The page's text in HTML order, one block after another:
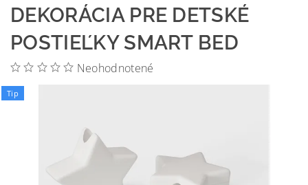
DEKORÁCIA PRE DETSKÉ
POSTIEĽKY SMART BED
Neohodnotené
Tip